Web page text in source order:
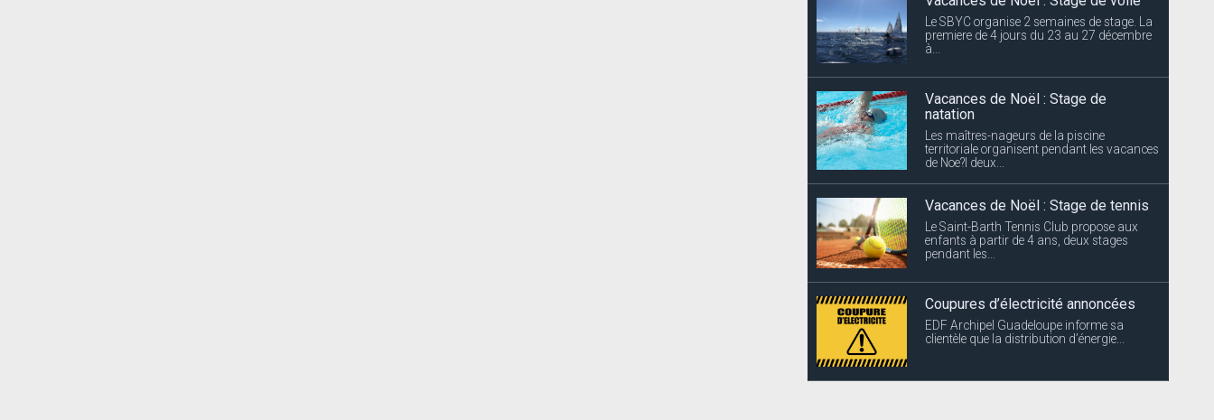
Le SBYC organise 2 semaines de stage. La
premiere de 4 jours du 23 au 27 décembre
à...
Vacances de Noël : Stage de
natation
Les maîtres-nageurs de la piscine
territoriale organisent pendant les vacances
de Noe?l deux...
Vacances de Noël : Stage de tennis
Le Saint-Barth Tennis Club propose aux
enfants à partir de 4 ans, deux stages
pendant les...
Coupures d’électricité annoncées
EDF Archipel Guadeloupe informe sa
clientèle que la distribution d’énergie...